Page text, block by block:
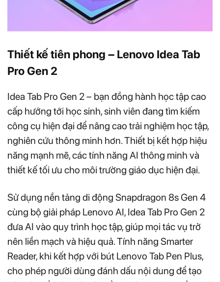
Thiết kế tiên phong – Lenovo Idea Tab
Pro Gen 2
Idea Tab Pro Gen 2 – bạn đồng hành học tập cao
cấp hướng tới học sinh, sinh viên đang tìm kiếm
công cụ hiện đại để nâng cao trải nghiệm học tập,
nghiên cứu thông minh hơn. Thiết bị kết hợp hiệu
năng mạnh mẽ, các tính năng AI thông minh và
thiết kế tối ưu cho môi trường giáo dục hiện đại.
Sử dụng nền tảng di động Snapdragon 8s Gen 4
cùng bộ giải pháp Lenovo AI, Idea Tab Pro Gen 2
đưa AI vào quy trình học tập, giúp mọi tác vụ trở
nên liền mạch và hiệu quả. Tính năng Smarter
Reader, khi kết hợp với bút Lenovo Tab Pen Plus,
cho phép người dùng đánh dấu nội dung để tạo